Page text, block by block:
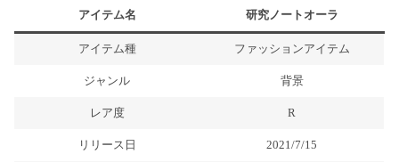
アイテム名 研究ノートオーラ
アイテム種 ファッションアイテム
ジャンル 背景
レア度 R
リリース日 2021/7/15